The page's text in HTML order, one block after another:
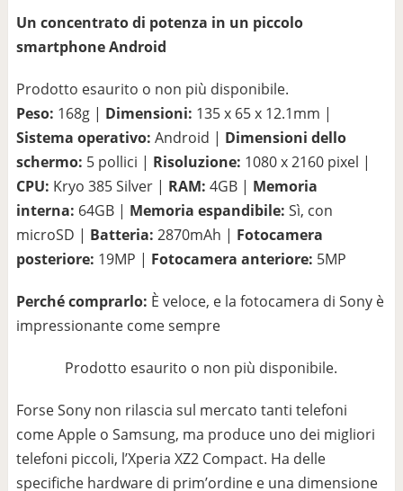
Un concentrato di potenza in un piccolo
smartphone Android
Prodotto esaurito o non più disponibile.
Peso: 168g | Dimensioni: 135 x 65 x 12.1mm |
Sistema operativo: Android | Dimensioni dello
schermo: 5 pollici | Risoluzione: 1080 x 2160 pixel |
CPU: Kryo 385 Silver | RAM: 4GB | Memoria
interna: 64GB | Memoria espandibile: Sì, con
microSD | Batteria: 2870mAh | Fotocamera
posteriore: 19MP | Fotocamera anteriore: 5MP
Perché comprarlo: È veloce, e la fotocamera di Sony è
impressionante come sempre
Prodotto esaurito o non più disponibile.
Forse Sony non rilascia sul mercato tanti telefoni
come Apple o Samsung, ma produce uno dei migliori
telefoni piccoli, l’Xperia XZ2 Compact. Ha delle
specifiche hardware di prim’ordine e una dimensione